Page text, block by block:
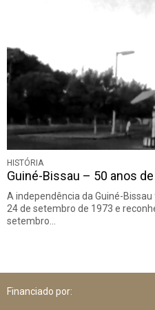
HISTÓRIA
Guiné-Bissau – 50 anos
A independência da Guiné-
24 de setembro de 1973 e
setembro…
Financiado por: